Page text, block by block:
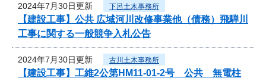
2024年7月30日更新 下呂土木事務所
【建設工事】公共 広域河川改修事業他（債務）飛騨川
工事に関する一般競争入札公告
2024年7月30日更新 古川土木事務所
【建設工事】工維2公第HM11-01-2号 公共 無電柱